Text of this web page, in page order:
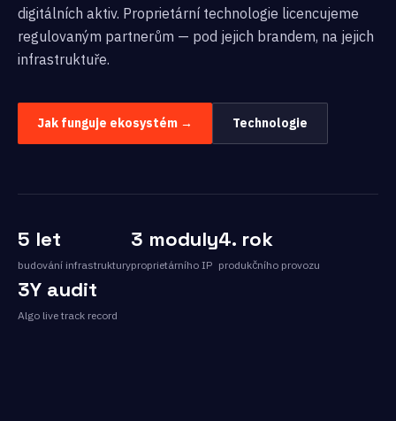
digitálních aktiv. Proprietární technologie licencujeme
regulovaným partnerům — pod jejich brandem, na jejich
infrastruktuře.
Jak funguje ekosystém → Technologie
5 let
budování infrastruktury
3 moduly
proprietárního IP
4. rok
produkčního provozu
3Y audit
Algo live track record